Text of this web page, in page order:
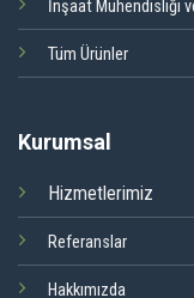
İnşaat Mühendisliği
Tüm Ürünler
Kurumsal
Hizmetlerimiz
Referanslar
Hakkımızda